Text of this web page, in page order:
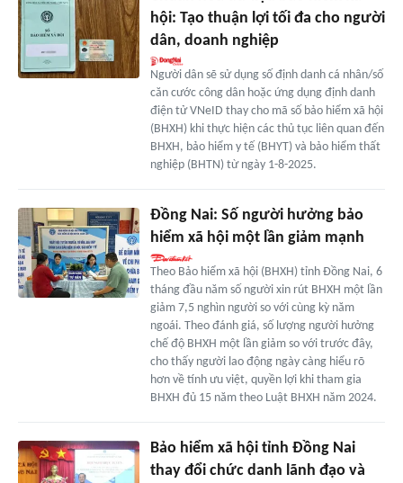
hội: Tạo thuận lợi tối đa cho người
dân, doanh nghiệp
Người dân sẽ sử dụng số định danh cá nhân/số
căn cước công dân hoặc ứng dụng định danh
điện tử VNeID thay cho mã số bảo hiểm xã hội
(BHXH) khi thực hiện các thủ tục liên quan đến
BHXH, bảo hiểm y tế (BHYT) và bảo hiểm thất
nghiệp (BHTN) từ ngày 1-8-2025.
Đồng Nai: Số người hưởng bảo
hiểm xã hội một lần giảm mạnh
Theo Bảo hiểm xã hội (BHXH) tỉnh Đồng Nai, 6
tháng đầu năm số người xin rút BHXH một lần
giảm 7,5 nghìn người so với cùng kỳ năm
ngoái. Theo đánh giá, số lượng người hưởng
chế độ BHXH một lần giảm so với trước đây,
cho thấy người lao động ngày càng hiểu rõ
hơn về tính ưu việt, quyền lợi khi tham gia
BHXH đủ 15 năm theo Luật BHXH năm 2024.
Bảo hiểm xã hội tỉnh Đồng Nai
thay đổi chức danh lãnh đạo và